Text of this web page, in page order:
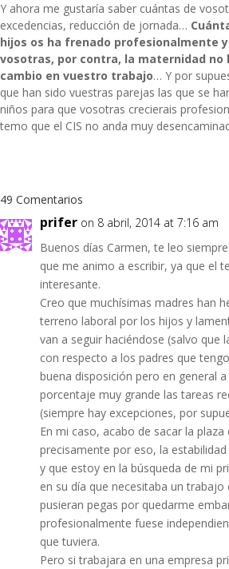
Y ahora me gustaría saber cuántas de
excedencias, reducción de jornada…
hijos os ha frenado profesionalmente
vosotras, por contra, la maternidad no
cambio en vuestro trabajo… Y por
que han sido vuestras parejas las que se
niños para que vosotras crecierais
temo que el CIS no anda muy
49 Comentarios
prifer on 8 abril, 2014 at 7:16 am
Buenos días Carmen, te leo
que me animo a escribir, ya que el
interesante.
Creo que muchísimas madres han
terreno laboral por los hijos y
van a seguir haciéndose (salvo que
con respecto a los padres que
buena disposición pero en general
porcentaje muy grande las tareas
(siempre hay excepciones, por
En mi caso, acabo de sacar la plaza
precisamente por eso, la
y que estoy en la búsqueda de mi
en su día que necesitaba un trabajo
pusieran pegas por quedarme
profesionalmente fuese
que tuviera.
Pero si trabajara en una empresa